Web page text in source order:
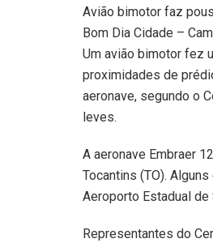
Avião bimotor faz
Bom Dia Cidade –
Um avião bimotor fez
proximidades de
aeronave, segundo o
leves.
A aeronave Embraer
Tocantins (TO).
Aeroporto Estadual de
Representantes do